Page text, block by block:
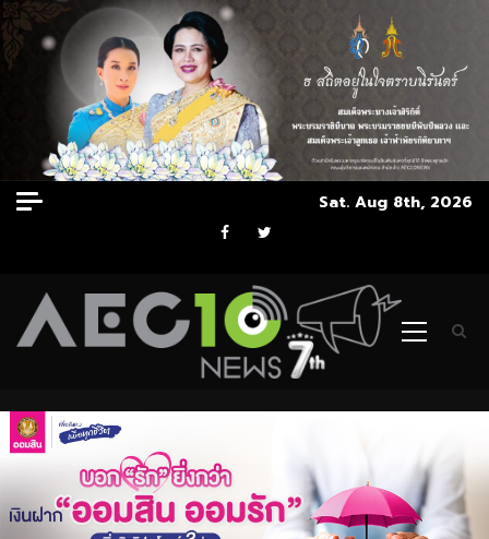
Skip
to
Sat. Aug 8th, 2026
Facebook
Twitter
Primary